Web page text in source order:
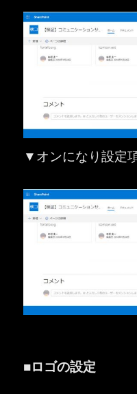
▼オンになり設定
■ロゴの設定